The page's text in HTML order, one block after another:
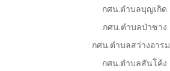
กศน.ตำบลบุญเกิด
กศน.ตำบลป่าซาง
กศน.ตำบลสว่างอาร
กศน.ตำบลสันโค้ง